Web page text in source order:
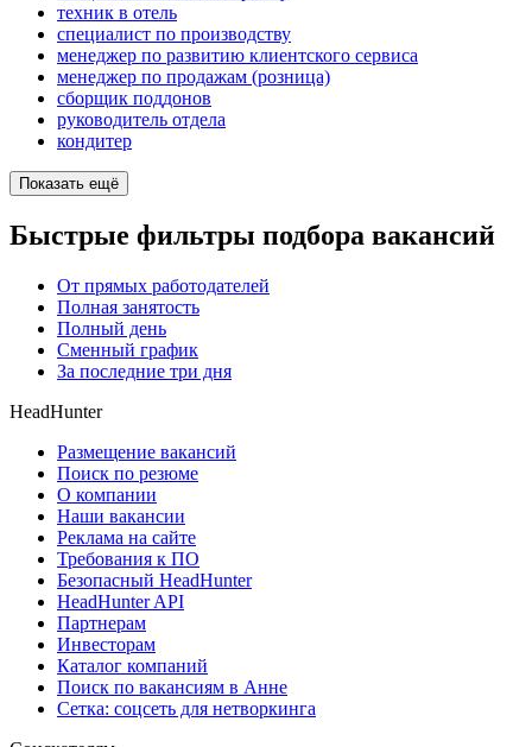
техник в отель
специалист по производству
менеджер по развитию клиентского сервиса
менеджер по продажам (розница)
сборщик поддонов
руководитель отдела
кондитер
Показать ещё
Быстрые фильтры подбора вакансий
От прямых работодателей
Полная занятость
Полный день
Сменный график
За последние три дня
HeadHunter
Размещение вакансий
Поиск по резюме
О компании
Наши вакансии
Реклама на сайте
Требования к ПО
Безопасный HeadHunter
HeadHunter API
Партнерам
Инвесторам
Каталог компаний
Поиск по вакансиям в Анне
Сетка: соцсеть для нетворкинга